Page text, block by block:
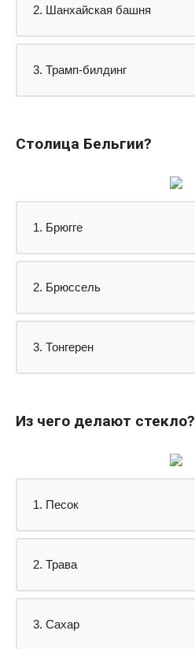
2. Шанхайская башня
3. Трамп-билдинг
Столица Бельгии?
1. Брюгге
2. Брюссель
3. Тонгерен
Из чего делают стекло?
1. Песок
2. Трава
3. Сахар